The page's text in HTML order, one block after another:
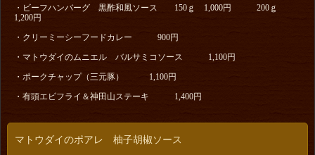
・ビーフハンバーグ 黒酢和風ソース 150ｇ 1,000円 200ｇ
1,200円
・クリーミーシーフードカレー 900円
・マトウダイのムニエル バルサミコソース 1,100円
・ポークチャップ（三元豚） 1,100円
・有頭エビフライ＆神田山ステーキ 1,400円
マトウダイのポアレ 柚子胡椒ソース